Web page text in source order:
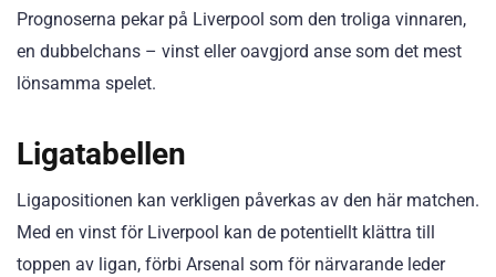
Prognoserna pekar på Liverpool som den troliga vinnaren,
en dubbelchans – vinst eller oavgjord anse som det mest
lönsamma spelet.
Ligatabellen
Ligapositionen kan verkligen påverkas av den här matchen.
Med en vinst för Liverpool kan de potentiellt klättra till
toppen av ligan, förbi Arsenal som för närvarande leder